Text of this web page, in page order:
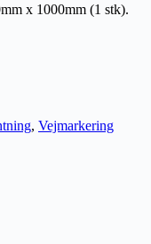
x 1000mm (1 stk).
, Vejmarkering